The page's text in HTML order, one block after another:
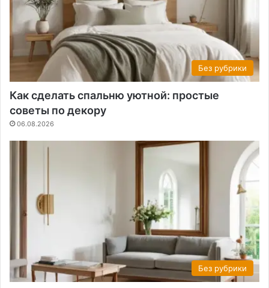
Без рубрики
Как сделать спальню уютной: простые
советы по декору
06.08.2026
Без рубрики